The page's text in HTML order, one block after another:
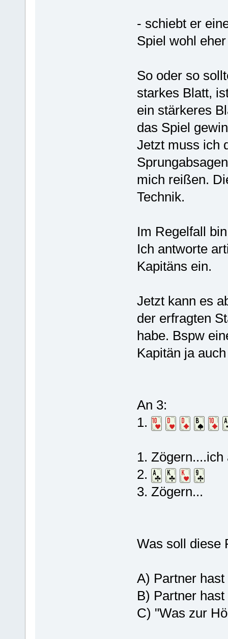
- schiebt er
Spiel wohl
So oder so
starkes Blatt,
ein stärkeres
das Spiel
Jetzt muss ich
mich reißen.
Technik.
Im Regelfall
Ich antworte
Kapitäns ein.
Jetzt kann es
der erfragten
habe. Bspw
Kapitän ja
An 3:
1.
1.
2.
3. Zögern...
Was soll diese
A) Partner
B) Partner
C) "Was zur